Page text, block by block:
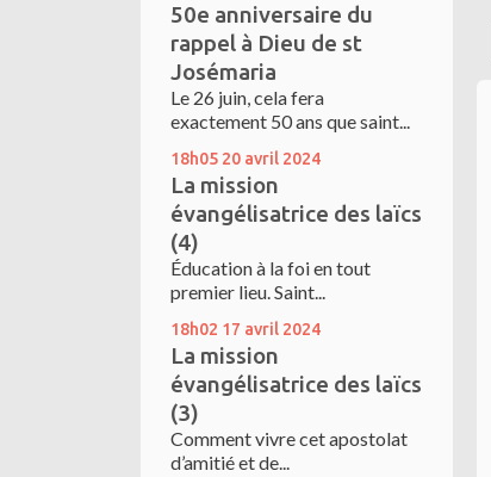
50e anniversaire du
rappel à Dieu de st
Josémaria
Le 26 juin, cela fera
exactement 50 ans que saint...
18h05 20 avril 2024
La mission
évangélisatrice des laïcs
(4)
Éducation à la foi en tout
premier lieu. Saint...
18h02 17 avril 2024
La mission
évangélisatrice des laïcs
(3)
Comment vivre cet apostolat
d’amitié et de...